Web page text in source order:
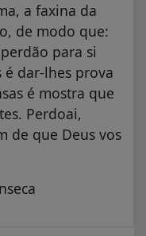
a faxina da
de modo que:
para si
é dar-lhes prova
é mostra que
Perdoai,
de que Deus vos